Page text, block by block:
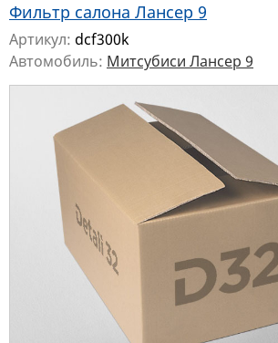
Фильтр салона Лансер 9
Артикул: dcf300k
Автомобиль: Митсубиси Лансер 9